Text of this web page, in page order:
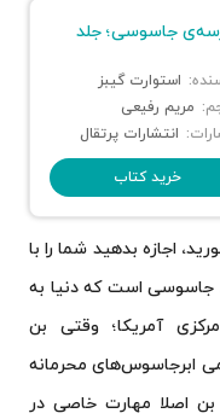
جاسوسی؛ جلد
استوارت گیبز
مریم رفیعی
انتشارات پرتقال
خرید کتاب
اجازه بدهید شما را با
جاسوسی است که دنیا به
آمریکا؛ وقتی بن
ابرجاسوس‌های محرمانه
بن اصلا مهارت خاصی در